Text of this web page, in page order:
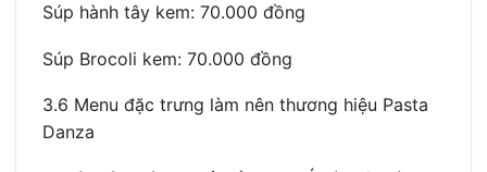
Súp hành tây kem: 70.000 đồng
Súp Brocoli kem: 70.000 đồng
3.6 Menu đặc trưng làm nên thương hiệu Pasta
Danza